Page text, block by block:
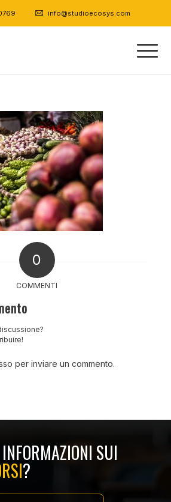
info@studioecosys.com
0
COMMENTI
per inviare un commento.
SUI
?